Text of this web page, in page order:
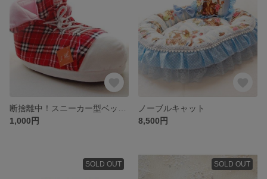
1,000円
ノーブルキャット
8,500円
SOLD OUT SOLD OUT